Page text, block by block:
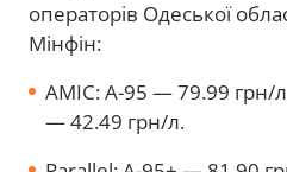
операторів Одеської
Мінфін:
AMIC: А-95 — 79.99 грн/
— 42.49 грн/л.